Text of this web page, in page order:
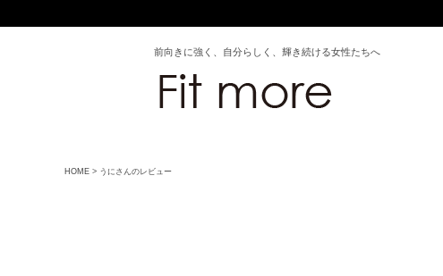
前向きに強く、自分らしく、輝き続ける女性たちへ
HOME うにさんのレビュー